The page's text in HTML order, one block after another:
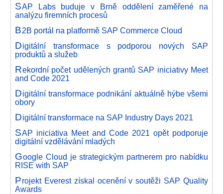
SAP Labs buduje v Brně oddělení zaměřené na
analýzu firemních procesů
B2B portál na platformě SAP Commerce Cloud
Digitální transformace s podporou nových SAP
produktů a služeb
Rekordní počet udělených grantů SAP iniciativy Meet
and Code 2021
Digitální transformace podnikání aktuálně hýbe všemi
obory
Digitální transformace na SAP Industry Days 2021
SAP iniciativa Meet and Code 2021 opět podporuje
digitální vzdělávání mladých
Google Cloud je strategickým partnerem pro nabídku
RISE with SAP
Projekt Everest získal ocenění v soutěži SAP Quality
Awards